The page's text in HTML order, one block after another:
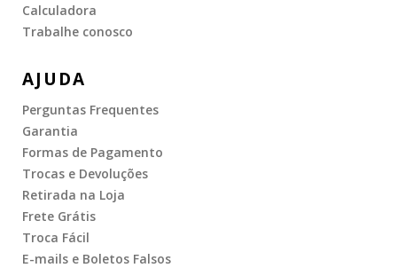
Calculadora
Trabalhe conosco
AJUDA
Perguntas Frequentes
Garantia
Formas de Pagamento
Trocas e Devoluções
Retirada na Loja
Frete Grátis
Troca Fácil
E-mails e Boletos Falsos